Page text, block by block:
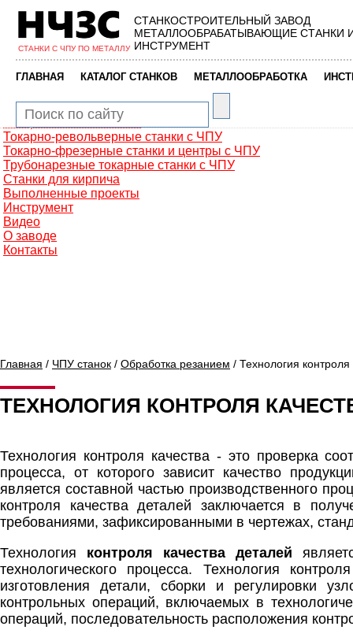
Главная
Металлообработка
Фрезерные обрабатывающие центры
Сверлильно-фрезерные станки
Промышленные роботы манипуляторы
Токарные автоматы с ЧПУ
Токарные станки с ЧПУ
Токарно-револьверные станки с ЧПУ
Токарно-фрезерные станки и центры с ЧПУ
Трубонарезные токарные станки с ЧПУ
Станки для кирпича
Выполненные проекты
Инструмент
Видео
О заводе
Контакты
СТАНКИ С ЧПУ ПО МЕТАЛЛУ
СТАНКОСТРОИТЕЛЬНЫЙ ЗАВОД
МЕТАЛЛООБРАБАТЫВАЮЩИЕ СТАНКИ
ИНСТРУМЕНТ
ГЛАВНАЯ КАТАЛОГ СТАНКОВ МЕТАЛЛООБРАБОТКА
Главная / ЧПУ станок / Обработка резанием / Технология контроля
ТЕХНОЛОГИЯ КОНТРОЛЯ
Технология контроля качества - это проверка
процесса, от которого зависит качество
является составной частью производственного
контроля качества деталей заключается в
требованиями, зафиксированными в чертежах,
Технология контроля качества деталей
технологического процесса. Технология
изготовления детали, сборки и регулировки
контрольных операций, включаемых в
операций, последовательность расположения